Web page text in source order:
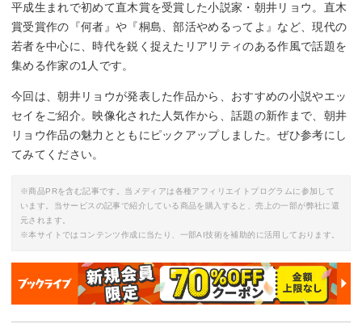
平成生まれで初めて直木賞を受賞した小説家・朝井リョウ。直木
賞受賞作の『何者』や『桐島、部活やめるってよ』など、現代の
若者を中心に、時代を鋭く捉えたリアリティのある作風で話題を
集める作家の1人です。
今回は、朝井リョウが発表した作品から、おすすめの小説やエッ
セイをご紹介。映像化された人気作から、話題の新作まで、朝井
リョウ作品の魅力とともにピックアップしました。ぜひ参考にし
てみてください。
※商品PRを含む記事です。当メディアは各種アフィリエイトプログラムに参加して
います。当サービスの記事で紹介している商品を購入すると、売上の一部が弊社に還
元されます。
※本サイトではコンテンツ作成に当たり、一部AI技術を補助的に活用しております。